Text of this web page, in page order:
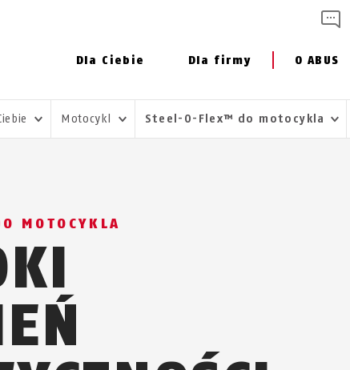
Dla Ciebie Dla firmy O ABUS
Motocykl Steel-O-Flex™ do motocykla
MOTOCYKLA